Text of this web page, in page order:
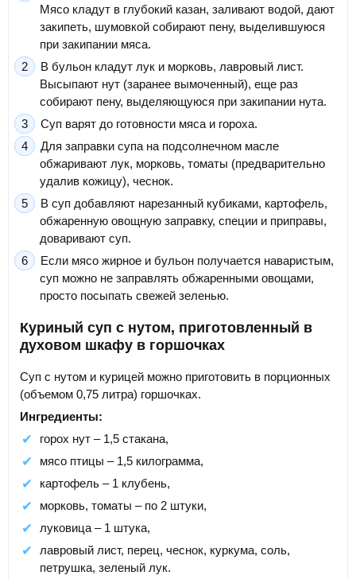
Мясо кладут в глубокий казан, заливают водой, дают
закипеть, шумовкой собирают пену, выделившуюся
при закипании мяса.
В бульон кладут лук и морковь, лавровый лист.
Высыпают нут (заранее вымоченный), еще раз
собирают пену, выделяющуюся при закипании нута.
Суп варят до готовности мяса и гороха.
Для заправки супа на подсолнечном масле
обжаривают лук, морковь, томаты (предварительно
удалив кожицу), чеснок.
В суп добавляют нарезанный кубиками, картофель,
обжаренную овощную заправку, специи и приправы,
доваривают суп.
Если мясо жирное и бульон получается наваристым,
суп можно не заправлять обжаренными овощами,
просто посыпать свежей зеленью.
Куриный суп с нутом, приготовленный в
духовом шкафу в горшочках
Суп с нутом и курицей можно приготовить в порционных
(объемом 0,75 литра) горшочках.
Ингредиенты:
горох нут – 1,5 стакана,
мясо птицы – 1,5 килограмма,
картофель – 1 клубень,
морковь, томаты – по 2 штуки,
луковица – 1 штука,
лавровый лист, перец, чеснок, куркума, соль,
петрушка, зеленый лук.